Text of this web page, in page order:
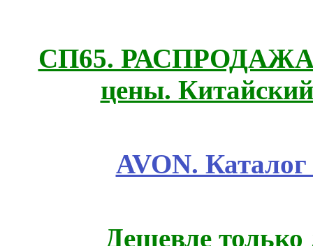
СП65. РАСПРОДАЖА!
цены.
AVON.
Дешевле